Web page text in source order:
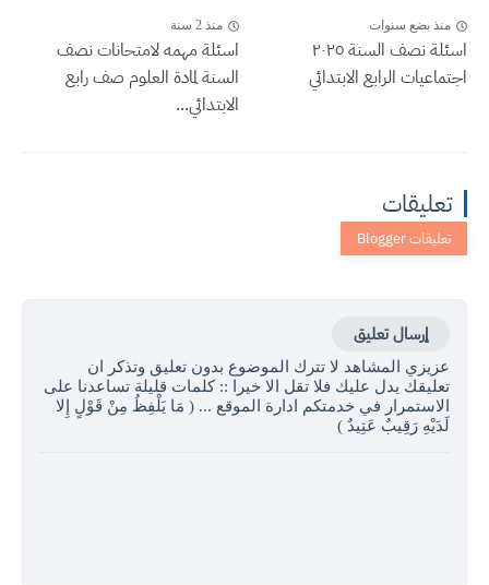
منذ بضع سنوات
اسئلة نصف السنة ٢٠٢٥
اجتماعيات الرابع الابتدائي
منذ 2 سنة
اسئلة مهمه لامتحانات نصف
السنة لمادة العلوم صف رابع
الابتدائي...
تعليقات
إرسال تعليق
عزيزي المشاهد لا تترك الموضوع بدون تعليق وتذكر ان
تعليقك يدل عليك فلا تقل الا خيرا :: كلمات قليلة تساعدنا على
الاستمرار في خدمتكم ادارة الموقع ... ( مَا يَلْفِظُ مِنْ قَوْلٍ إِلا
لَدَيْهِ رَقِيبٌ عَتِيدٌ )